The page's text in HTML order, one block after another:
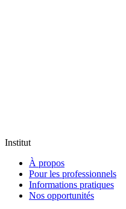
Institut
À propos
Pour les professionnels
Informations pratiques
Nos opportunités